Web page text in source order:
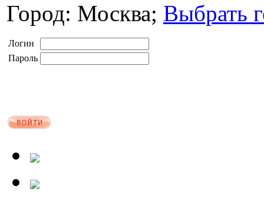
Город: Москва; Выбрать
Логин
Пароль